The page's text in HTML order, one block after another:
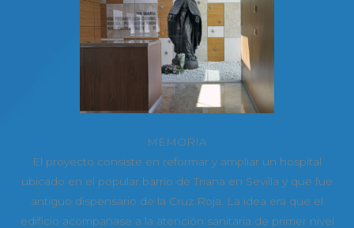
MEMORIA
El proyecto consiste en reformar y ampliar un hospital
ubicado en el popular barrio de Triana en Sevilla y que fue
antiguo dispensario de la Cruz Roja. La idea era que el
edificio acompañase a la atención sanitaria de primer nivel